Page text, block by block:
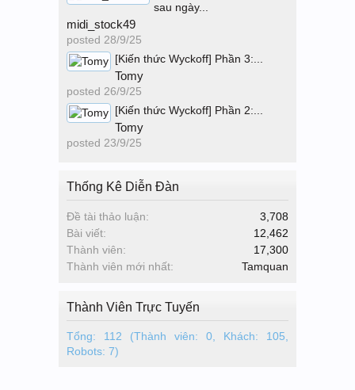
sau ngày...
midi_stock49
posted 28/9/25
[Kiến thức Wyckoff] Phần 3:...
Tomy
posted 26/9/25
[Kiến thức Wyckoff] Phần 2:...
Tomy
posted 23/9/25
Thống Kê Diễn Đàn
Đề tài thảo luận:
3,708
Bài viết:
12,462
Thành viên:
17,300
Thành viên mới nhất:
Tamquan
Thành Viên Trực Tuyến
Tổng: 112 (Thành viên: 0, Khách: 105,
Robots: 7)